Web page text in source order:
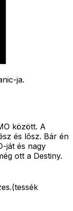
ja.
között. A
és lõsz. Bár én
ját és nagy
ott a Destiny.